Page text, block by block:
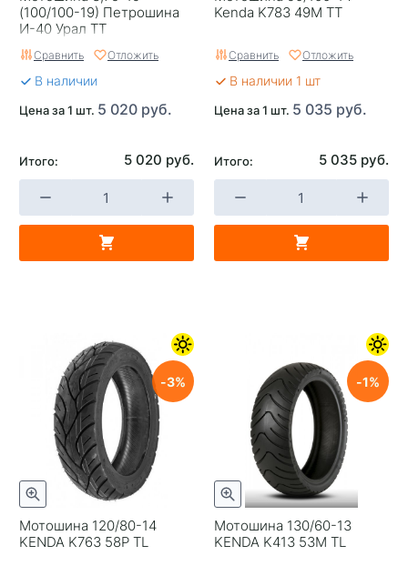
(100/100-19) Петрошина
И-40 Урал TT
Сравнить Отложить
В наличии
Цена за 1 шт. 5 020 руб.
Итого: 5 020 руб.
Kenda K783 49M TT
Сравнить Отложить
В наличии 1 шт
Цена за 1 шт. 5 035 руб.
Итого: 5 035 руб.
Мотошина 120/80-14
KENDA K763 58P TL
3
Мотошина 130/60-13
KENDA K413 53M TL
1